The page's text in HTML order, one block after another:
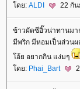
ดย: ALDI 22 กัน
ข้าวผัดซีอิ๊วน่าทานมา
มีพริก มีหอมเป็นส่วนผ
อ้ย อยากกิน แง่มๆ
ดย: Phai_Bart